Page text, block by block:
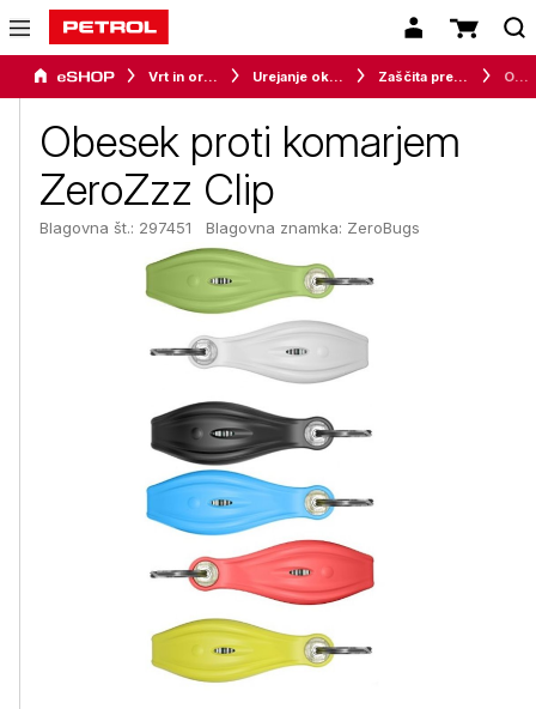
Vrt in orodje Urejanje okolice Zaščita pred insekti in škodljivci
Obesek proti komarjem
ZeroZzz Clip
Blagovna št.: 297451 Blagovna znamka: ZeroBugs